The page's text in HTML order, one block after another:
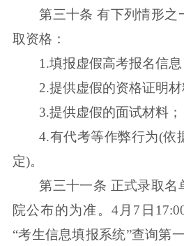
第三十条 有下列情形之
取资格：
1.填报虚假高考报名信息
2.提供虚假的资格证明材
3.提供虚假的面试材料；
4.有代考等作弊行为(依
定)。
第三十一条 正式录取名
院公布的为准。4月7日
“考生信息填报系统”查询第